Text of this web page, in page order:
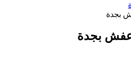
بجدة
بجدة